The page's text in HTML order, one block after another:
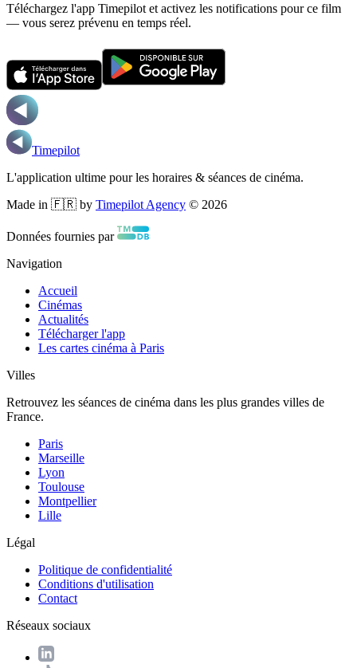
Téléchargez l'app Timepilot et activez les notifications pour ce film
— vous serez prévenu en temps réel.
Timepilot
L'application ultime pour les horaires & séances de cinéma.
Made in 🇫🇷 by Timepilot Agency © 2026
Données fournies par
Navigation
Accueil
Cinémas
Actualités
Télécharger l'app
Les cartes cinéma à Paris
Villes
Retrouvez les séances de cinéma dans les plus grandes villes de
France.
Paris
Marseille
Lyon
Toulouse
Montpellier
Lille
Légal
Politique de confidentialité
Conditions d'utilisation
Contact
Réseaux sociaux